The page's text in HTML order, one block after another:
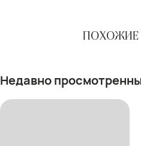
ПОХОЖИЕ
Недавно